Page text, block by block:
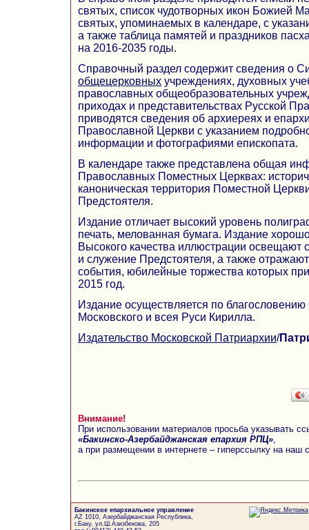
святых, список чудотворных икон Божией
святых, упоминаемых в календаре, с
а также таблица памятей и праздников
на 2016-2035 годы.
Справочный раздел содержит сведения о
общецерковных учреждениях, духовных
православных общеобразовательных
приходах и представительствах Русской
приводятся сведения об архиереях и
Православной Церкви с указанием
информации и фотографиями епископата.
В календаре также представлена общая
Православных Поместных Церквах:
каноническая территория Поместной
Предстоятеля.
Издание отличает высокий уровень
печать, мелованная бумага. Издание
Высокого качества иллюстрации освещают
и служение Предстоятеля, а также
события, юбилейные торжества которых
2015 год.
Издание осуществляется по
Московского и всея Руси Кирилла.
Издательство Московской Патриархии/
Внимание!
При использовании материалов просьба указывать
«Бакинско-Азербайджанская епархия РПЦ»
а при размещении в интернете – гиперссылку на наш
Бакинское епархиальное управление
AZ 1010, Азербайджанская Республика,
г.Баку, ул.Ш.Азизбекова, 205